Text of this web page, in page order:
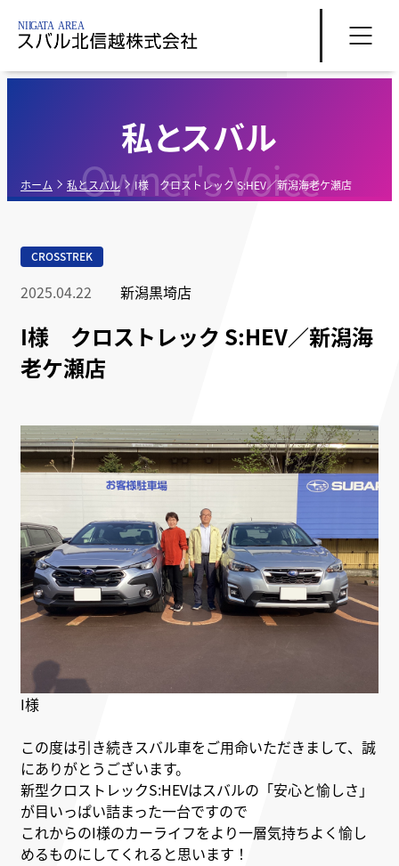
Owner's Voice
私とスバル
ホーム 私とスバル I様 クロストレック S:HEV／新潟海老ケ瀬店
CROSSTREK
2025.04.22 新潟黒埼店
I様 クロストレック S:HEV／新潟海
老ケ瀬店
I様
この度は引き続きスバル車をご用命いただきまして、誠
にありがとうございます。
新型クロストレックS:HEVはスバルの「安心と愉しさ」
が目いっぱい詰まった一台ですので
これからのI様のカーライフをより一層気持ちよく愉し
めるものにしてくれると思います！